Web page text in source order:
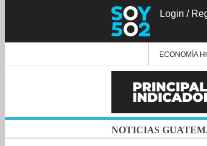
Login /
ECONOMÍA
NOTICIAS